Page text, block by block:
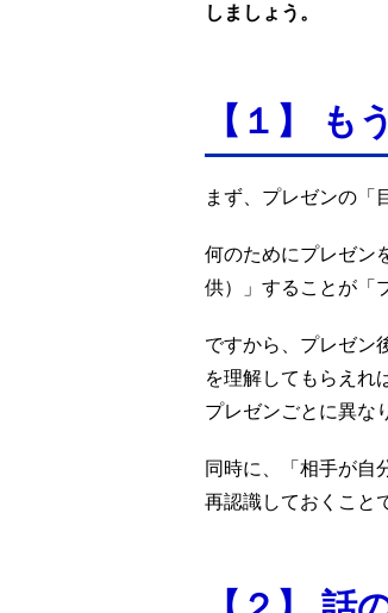
しましょう。
【１】 も
まず、プレゼンの「
何のためにプレゼン
供）」することが「
ですから、プレゼン
を理解してもらえれ
プレゼンごとに異な
同時に、「相手が自
再認識しておくこと